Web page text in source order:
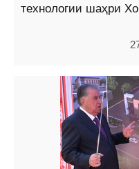
технологии шаҳри